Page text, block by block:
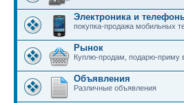
Электроника и
покупка-продажа мобильных
Рынок
Куплю-продам, подарю-приму
Объявления
Различные объявления